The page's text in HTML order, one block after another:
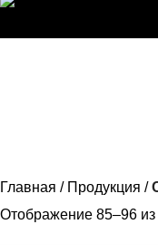
Главная Продукция
Отображение 85–96 из